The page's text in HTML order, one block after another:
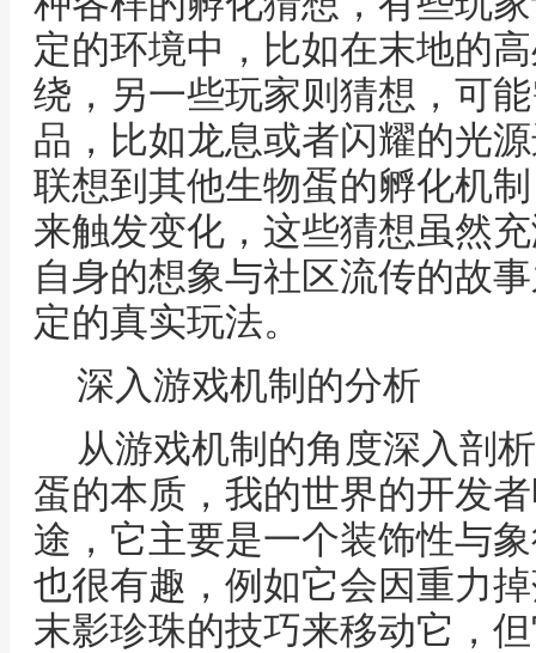
定的环境中，比如在末地的
绕，另一些玩家则猜想，可
品，比如龙息或者闪耀的光
联想到其他生物蛋的孵化机
来触发变化，这些猜想虽然
自身的想象与社区流传的故
定的真实玩法。
深入游戏机制的分析
从游戏机制的角度深入剖
蛋的本质，我的世界的开发
途，它主要是一个装饰性与
也很有趣，例如它会因重力
末影珍珠的技巧来移动它，